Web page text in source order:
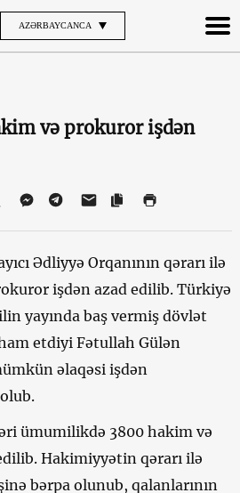
AZƏRBAYCANCA
və prokuror işdən
Ədliyyə Orqanının qərarı ilə
işdən azad edilib. Türkiyə
yayında baş vermiş dövlət
etdiyi Fətullah Gülən
əlaqəsi işdən
ümumilikdə 3800 hakim və
Hakimiyyətin qərarı ilə
bərpa olunub, qalanlarının